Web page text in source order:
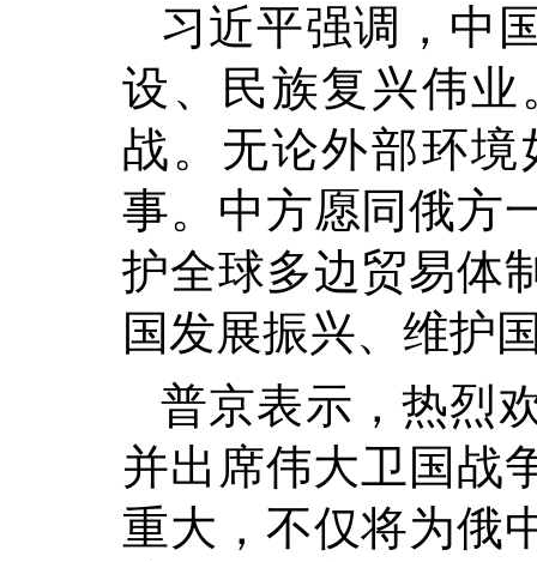
习近平强调，中
设、民族复兴伟
战。无论外部环
事。中方愿同俄方
护全球多边贸易体
国发展振兴、维护
普京表示，热烈
并出席伟大卫国战
重大，不仅将为俄